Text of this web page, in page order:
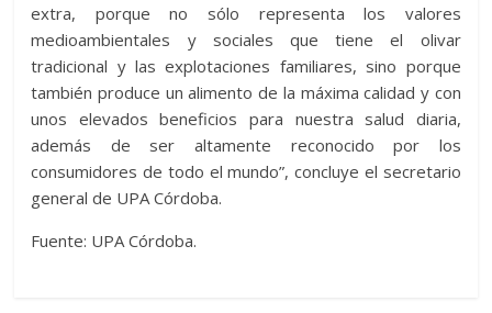
extra, porque no sólo representa los valores
medioambientales y sociales que tiene el olivar
tradicional y las explotaciones familiares, sino porque
también produce un alimento de la máxima calidad y con
unos elevados beneficios para nuestra salud diaria,
además de ser altamente reconocido por los
consumidores de todo el mundo”, concluye el secretario
general de UPA Córdoba.
Fuente: UPA Córdoba.